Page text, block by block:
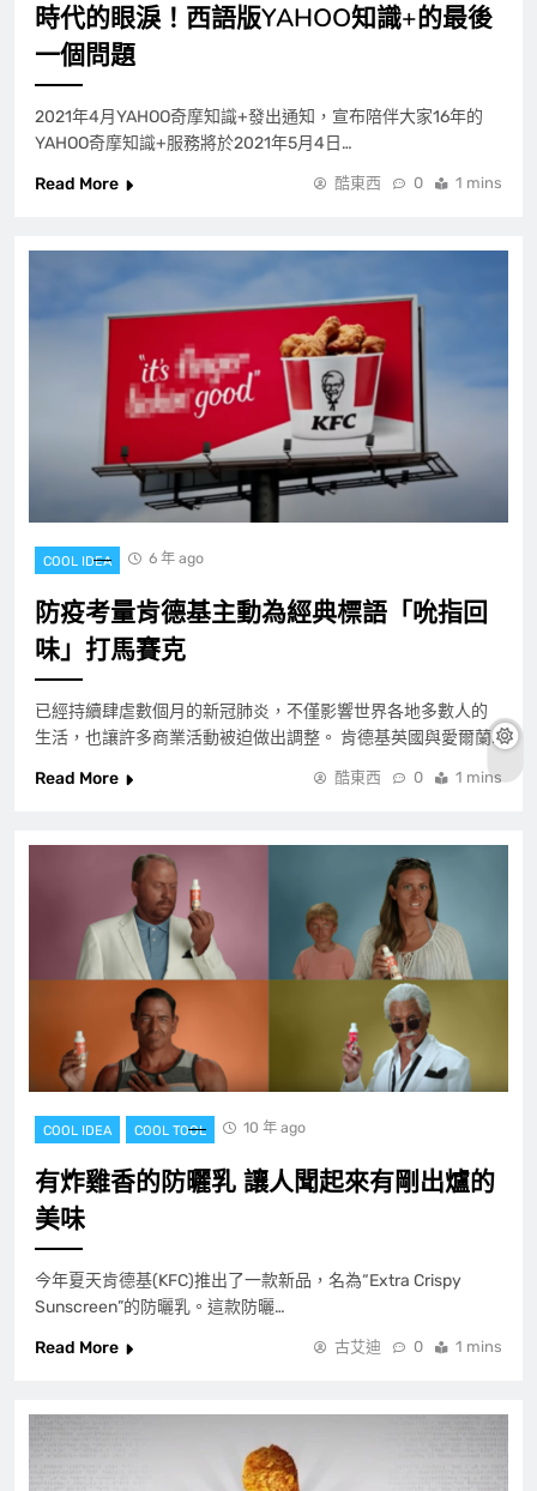
時代的眼淚！西語版YAHOO知識+的最後
一個問題
2021年4月YAHOO奇摩知識+發出通知，宣布陪伴大家16年的
YAHOO奇摩知識+服務將於2021年5月4日…
Read More
酷東西 0 1 mins
COOL IDEA 6 年 ago
防疫考量肯德基主動為經典標語「吮指回
味」打馬賽克
已經持續肆虐數個月的新冠肺炎，不僅影響世界各地多數人的
生活，也讓許多商業活動被迫做出調整。 肯德基英國與愛爾蘭…
Read More
酷東西 0 1 mins
COOL IDEA COOL TOOL 10 年 ago
有炸雞香的防曬乳 讓人聞起來有剛出爐的
美味
今年夏天肯德基(KFC)推出了一款新品，名為“Extra Crispy
Sunscreen”的防曬乳。這款防曬…
Read More
古艾迪 0 1 mins